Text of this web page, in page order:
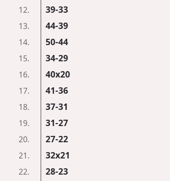
12.
39-33
13.
44-39
14.
50-44
15.
34-29
16.
40x20
17.
41-36
18.
37-31
19.
31-27
20.
27-22
21.
32x21
22.
28-23